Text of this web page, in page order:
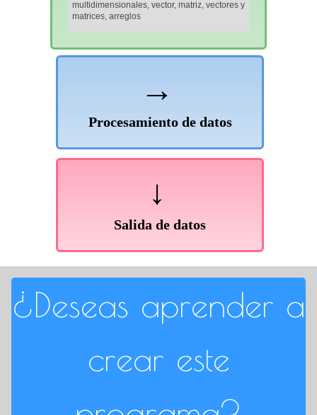
multidimensionales, vector, matriz, vectores y
matrices, arreglos
→
Procesamiento de datos
↓
Salida de datos
¿Deseas aprender a
crear este